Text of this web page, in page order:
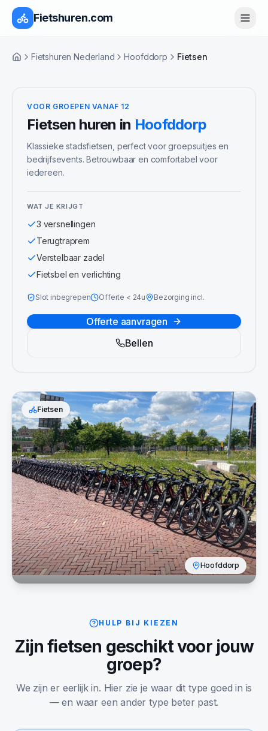
Fietshuren.com
HomeFietshuren Nederland Hoofddorp Fietsen
Fietsen
Hoofddorp
VOOR GROEPEN VANAF 12
Fietsen huren in Hoofddorp
Klassieke stadsfietsen, perfect voor groepsuitjes en
bedrijfsevents. Betrouwbaar en comfortabel voor
iedereen.
WAT JE KRIJGT
3 versnellingen
Terugtraprem
Verstelbaar zadel
Fietsbel en verlichting
Slot inbegrepen Offerte < 24u Bezorging incl.
Offerte aanvragen
Bellen
HULP BIJ KIEZEN
Zijnfietsen geschikt voor jouw
groep?
We zijn er eerlijk in. Hier zie je waar dit type goed in is
— en waar een ander type beter past.